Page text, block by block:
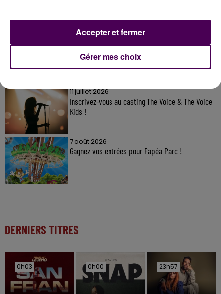
Gagnez vos pass pour le V and B Fest' 2026 !
11 juillet 2026
Inscrivez-vous au casting The Voice & The Voice
Kids !
7 août 2026
Gagnez vos entrées pour Papéa Parc !
DERNIERS TITRES
0h03
0h03 0h00
0h00 23h57
23h57
Gérer mes choix
Accepter et fermer